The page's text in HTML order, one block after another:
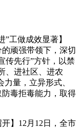
工做成效显著】
顽强带领下，深切
传先行”方针，以禁
、进社区、进农
量，立异形式、
毒拒毒能力，取得
】12月12日，全市